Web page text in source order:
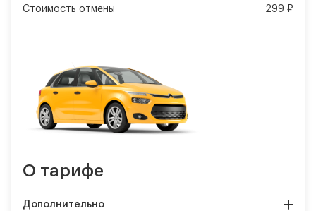
Стоимость отмены 299 ₽
О тарифе
Дополнительно